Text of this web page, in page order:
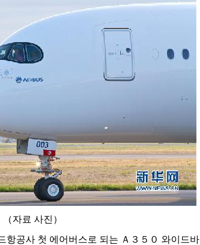
（자료 사진）
항공사 첫 에어버스로 되는 Ａ３５０ 와이드바